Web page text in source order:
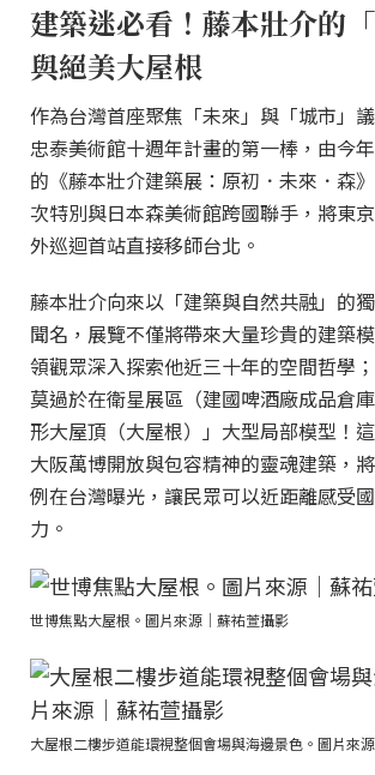
建築迷必看！藤本壯介的「
與絕美大屋根
作為台灣首座聚焦「未來」與「城市」
忠泰美術館十週年計畫的第一棒，由今
的《藤本壯介建築展：原初．未來．森
次特別與日本森美術館跨國聯手，將東
外巡迴首站直接移師台北。
藤本壯介向來以「建築與自然共融」的
聞名，展覽不僅將帶來大量珍貴的建築
領觀眾深入探索他近三十年的空間哲學
莫過於在衛星展區（建國啤酒廠成品倉
形大屋頂（大屋根）」大型局部模型！
大阪萬博開放與包容精神的靈魂建築，
例在台灣曝光，讓民眾可以近距離感受
力。
世博焦點大屋根。圖片來源｜蘇祐萱攝影
大屋根二樓步道能環視整個會場與海邊景色。圖片來